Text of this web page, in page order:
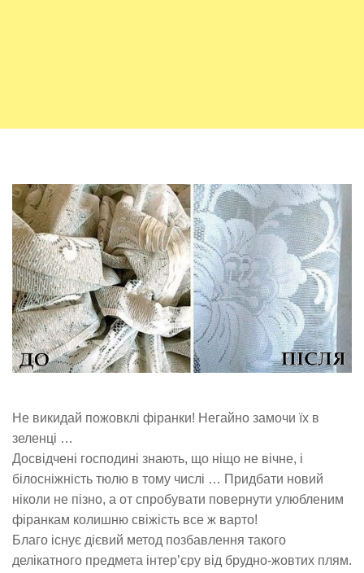
Не викидай пожовклі фіранки! Негайно замочи їх в
зеленці …
Досвідчені господині знають, що ніщо не вічне, і
білосніжність тюлю в тому числі … Придбати новий
ніколи не пізно, а от спробувати повернути улюбленим
фіранкам колишню свіжість все ж варто!
Благо існує дієвий метод позбавлення такого
делікатного предмета інтер’єру від брудно-жовтих плям.